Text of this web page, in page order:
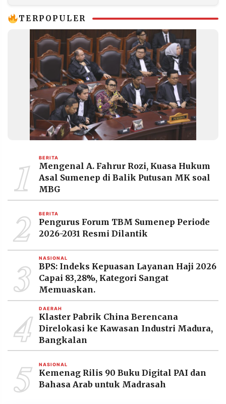
TERPOPULER
1 BERITA
Mengenal A. Fahrur Rozi, Kuasa Hukum
Asal Sumenep di Balik Putusan MK soal
MBG
2 BERITA
Pengurus Forum TBM Sumenep Periode
2026-2031 Resmi Dilantik
3 NASIONAL
BPS: Indeks Kepuasan Layanan Haji 2026
Capai 83,28%, Kategori Sangat
Memuaskan.
4 DAERAH
Klaster Pabrik China Berencana
Direlokasi ke Kawasan Industri Madura,
Bangkalan
5 NASIONAL
Kemenag Rilis 90 Buku Digital PAI dan
Bahasa Arab untuk Madrasah